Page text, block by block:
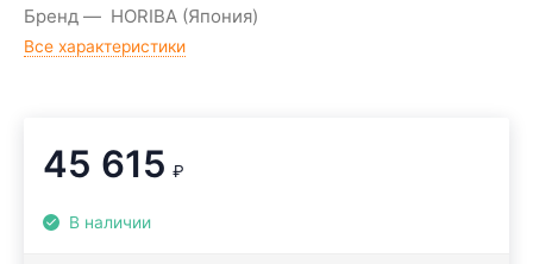
Бренд
HORIBA (Япония)
Все характеристики
45 615 ₽
В наличии